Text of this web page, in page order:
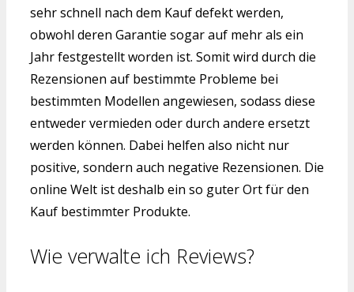
sehr schnell nach dem Kauf defekt werden,
obwohl deren Garantie sogar auf mehr als ein
Jahr festgestellt worden ist. Somit wird durch die
Rezensionen auf bestimmte Probleme bei
bestimmten Modellen angewiesen, sodass diese
entweder vermieden oder durch andere ersetzt
werden können. Dabei helfen also nicht nur
positive, sondern auch negative Rezensionen. Die
online Welt ist deshalb ein so guter Ort für den
Kauf bestimmter Produkte.
Wie verwalte ich Reviews?